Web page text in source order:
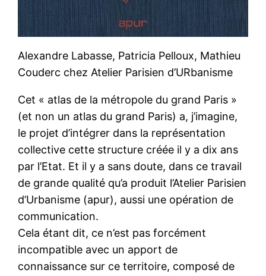
Alexandre Labasse, Patricia Pelloux, Mathieu
Couderc chez Atelier Parisien d’URbanisme
Cet « atlas de la métropole du grand Paris »
(et non un atlas du grand Paris) a, j’imagine,
le projet d’intégrer dans la représentation
collective cette structure créée il y a dix ans
par l’Etat. Et il y a sans doute, dans ce travail
de grande qualité qu’a produit l’Atelier Parisien
d’Urbanisme (apur), aussi une opération de
communication.
Cela étant dit, ce n’est pas forcément
incompatible avec un apport de
connaissance sur ce territoire, composé de